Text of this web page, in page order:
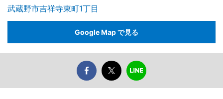
武蔵野市吉祥寺東町1丁目
Google Map で見る